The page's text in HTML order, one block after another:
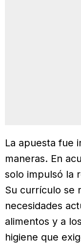
La apuesta fue
maneras. En
solo impulsó la
Su currículo se
necesidades
alimentos y a
higiene que